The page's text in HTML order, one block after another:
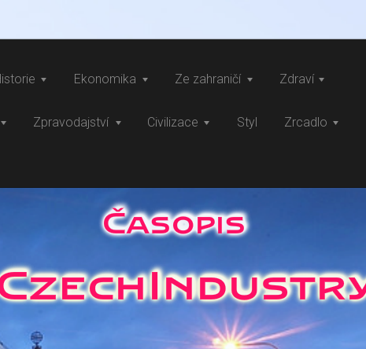
Ekonomika Ze zahraničí Zdraví
Zpravodajství Civilizace Styl Zrcadlo